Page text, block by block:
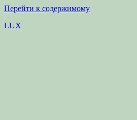
Перейти к содержимому
LUX